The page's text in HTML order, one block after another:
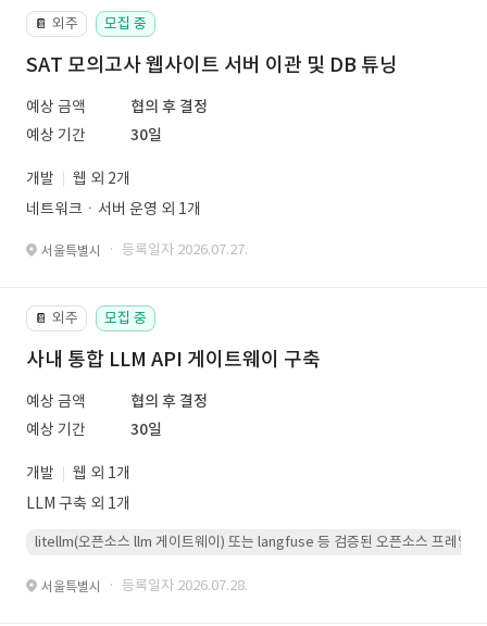
📔 외주 모집 중
SAT 모의고사 웹사이트 서버 이관 및 DB 튜닝
예상 금액
협의 후 결정
예상 기간
30일
개발
웹 외 2개
네트워크ㆍ서버 운영 외 1개
서울특별시 · 등록일자 2026.07.27.
📔 외주 모집 중
사내 통합 LLM API 게이트웨이 구축
예상 금액
협의 후 결정
예상 기간
30일
개발
웹 외 1개
LLM 구축 외 1개
litellm(오픈소스 llm 게이트웨이) 또는 langfuse 등 검증된 오픈소스 프레임워
서울특별시 · 등록일자 2026.07.28.